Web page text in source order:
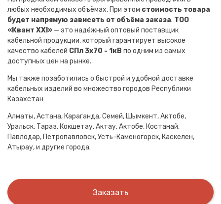
любых необходимых объёмах. При этом стоимость товара
будет напрямую зависеть от объёма заказа. ТОО
«Квант XXI» — это надёжный оптовый поставщик
кабельной продукции, который гарантирует высокое
качество кабелей СПл 3х70 - 1кВ по одним из самых
доступных цен на рынке.
Мы также позаботились о быстрой и удобной доставке
кабельных изделий во множество городов Республики
Казахстан:
Алматы, Астана, Караганда, Семей, Шымкент, Актобе,
Уральск, Тараз, Кокшетау, Актау, Актобе, Костанай,
Павлодар, Петропавловск, Усть-Каменогорск, Каскелен,
Атырау, и другие города.
Заказать